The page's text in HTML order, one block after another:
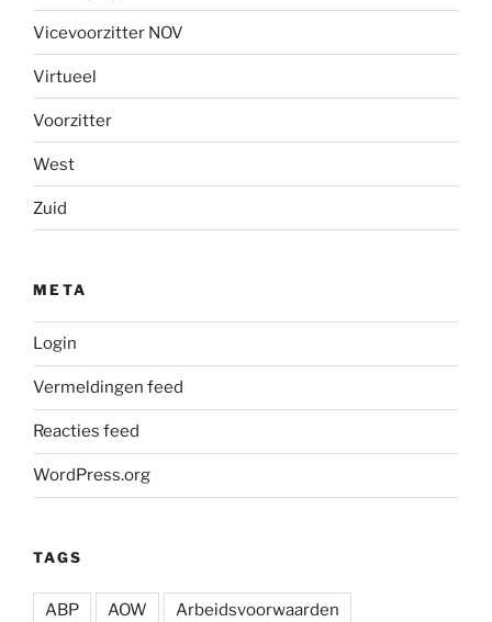
Vicevoorzitter NOV
Virtueel
Voorzitter
West
Zuid
META
Login
Vermeldingen feed
Reacties feed
WordPress.org
TAGS
ABP AOW Arbeidsvoorwaarden